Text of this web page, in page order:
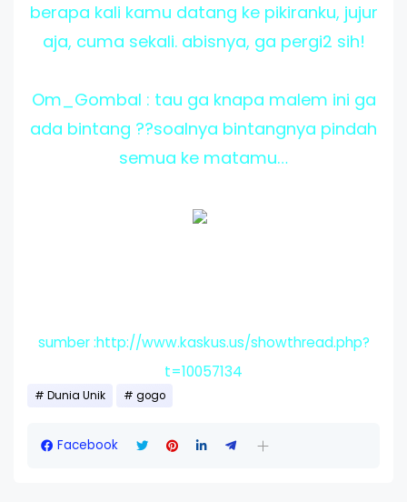
berapa kali kamu datang ke pikiranku, jujur
aja, cuma sekali. abisnya, ga pergi2 sih!
Om_Gombal : tau ga knapa malem ini ga
ada bintang ??soalnya bintangnya pindah
semua ke matamu…
sumber :http://www.kaskus.us/showthread.php?
t=10057134
Dunia Unik gogo
Facebook